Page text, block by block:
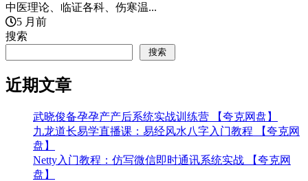
中医理论、临证各科、伤寒温...
5 月前
搜索
搜索
近期文章
武晓俊备孕孕产产后系统实战训练营 【夸克网盘】
九龙道长易学直播课：易经风水八字入门教程 【夸克网
盘】
Netty入门教程：仿写微信即时通讯系统实战 【夸克网
盘】